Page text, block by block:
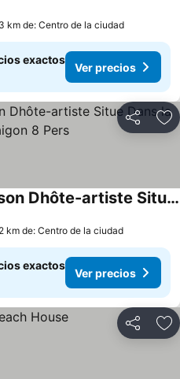
km de: Centro de la ciudad
exactos
Ver precios
Compartir
Life is Good Casa: Maison Dhôte-artiste Situe Dans la Baie de Saigon 8 Pers
km de: Centro de la ciudad
exactos
Ver precios
Compartir